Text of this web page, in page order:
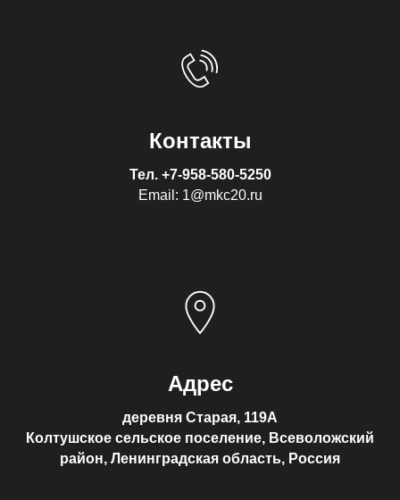
Контакты
Тел. +7-958-580-5250
Email: 1@mkc20.ru
Адрес
деревня Старая, 119А
Колтушское сельское поселение, Всеволожский
район, Ленинградская область, Россия